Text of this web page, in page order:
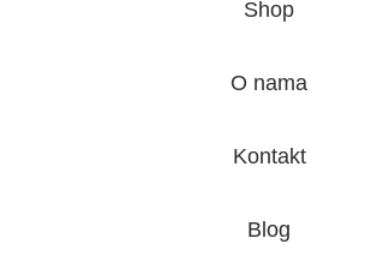
Shop
O nama
Kontakt
Blog